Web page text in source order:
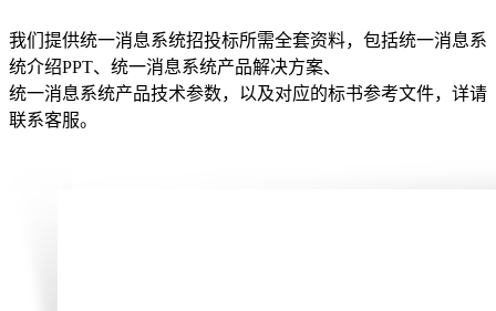
我们提供统一消息系统招投标所需全套资料，包括统一消息系
统介绍PPT、统一消息系统产品解决方案、
统一消息系统产品技术参数，以及对应的标书参考文件，详请
联系客服。